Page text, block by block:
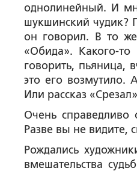
однолинейный. И
шукшинский чудик?
он говорил. В то
«Обида». Какого-
говорить, пьяница,
это его возмутило.
Или рассказ
Очень
Разве вы не видите,
Рождались
вмешательства